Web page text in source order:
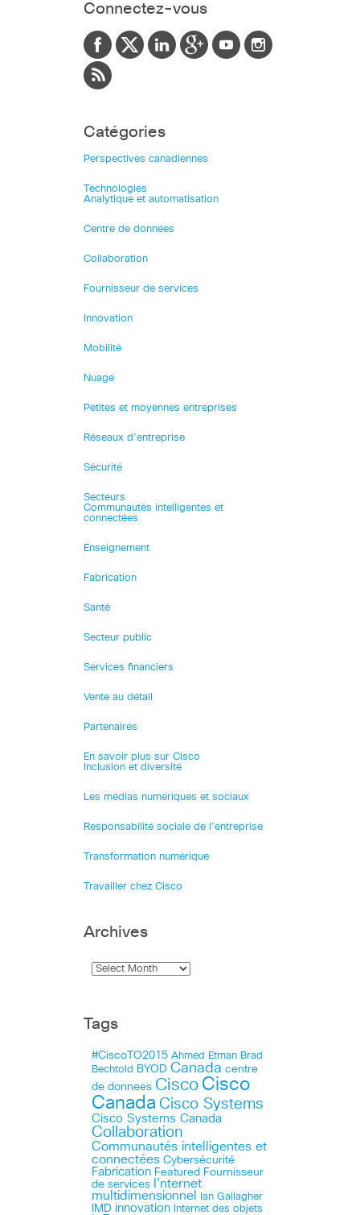
Connectez-vous
Catégories
Perspectives canadiennes
Technologies
Analytique et automatisation
Centre de données
Collaboration
Fournisseur de services
Innovation
Mobilité
Nuage
Petites et moyennes entreprises
Réseaux d’entreprise
Sécurité
Secteurs
Communautés intelligentes et
connectées
Enseignement
Fabrication
Santé
Secteur public
Services financiers
Vente au détail
Partenaires
En savoir plus sur Cisco
Inclusion et diversité
Les médias numériques et sociaux
Responsabilité sociale de l’entreprise
Transformation numérique
Travailler chez Cisco
Archives
Tags
#CiscoTO2015 Ahmed Etman Brad
Bechtold
BYOD Canada centre
de donnees Cisco Cisco
Canada Cisco Systems
Cisco Systems Canada
Collaboration
Communautés intelligentes et
connectées Cybersécurité
Fabrication Featured Fournisseur
de services
I'nternet
multidimensionnel
Ian Gallagher
IMD innovation Internet des objets